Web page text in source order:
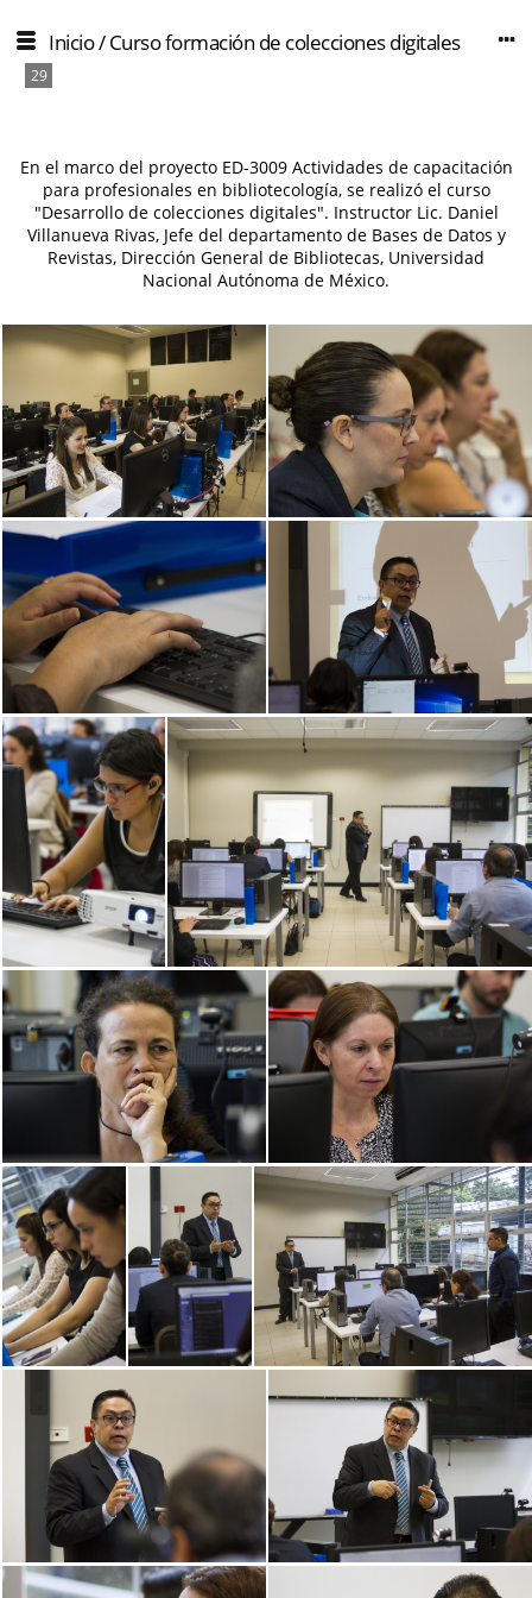
Inicio/Curso formación de colecciones digitales
29
En el marco del proyecto ED-3009 Actividades de capacitación
para profesionales en bibliotecología, se realizó el curso
"Desarrollo de colecciones digitales". Instructor Lic. Daniel
Villanueva Rivas, Jefe del departamento de Bases de Datos y
Revistas, Dirección General de Bibliotecas, Universidad
Nacional Autónoma de México.